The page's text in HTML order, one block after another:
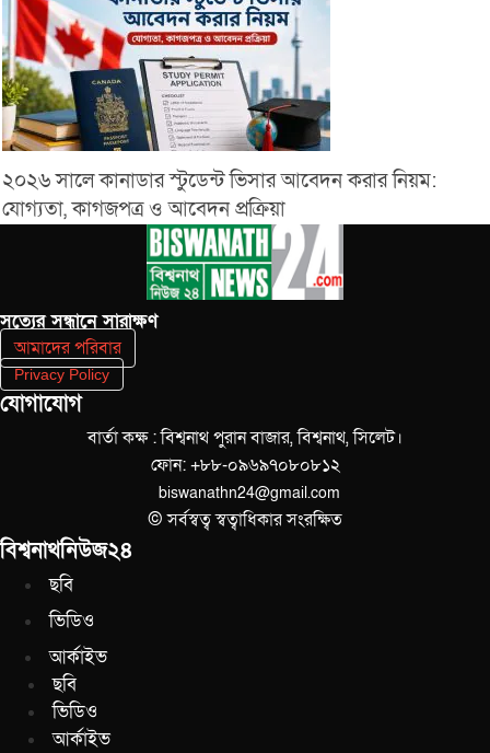
২০২৬ সালে কানাডার স্টুডেন্ট ভিসার আবেদন করার নিয়ম:
যোগ্যতা, কাগজপত্র ও আবেদন প্রক্রিয়া
সত‌্যের সন্ধানে সারাক্ষণ
আমাদের পরিবার
Privacy Policy
যোগাযোগ
বার্তা কক্ষ : বিশ্বনাথ পুরান বাজার, বিশ্বনাথ, সিলেট।
ফোন: +৮৮-০৯৬৯৭০৮০৮১২
biswanathn24@gmail.com
© সর্বস্বত্ব স্বত্বাধিকার সংরক্ষিত
বিশ্বনাথনিউজ২৪
ছবি
ভিডিও
আর্কাইভ
ছবি
ভিডিও
আর্কাইভ